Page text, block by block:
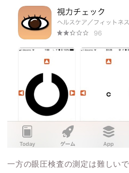
一方の眼圧検査の測定は難しい